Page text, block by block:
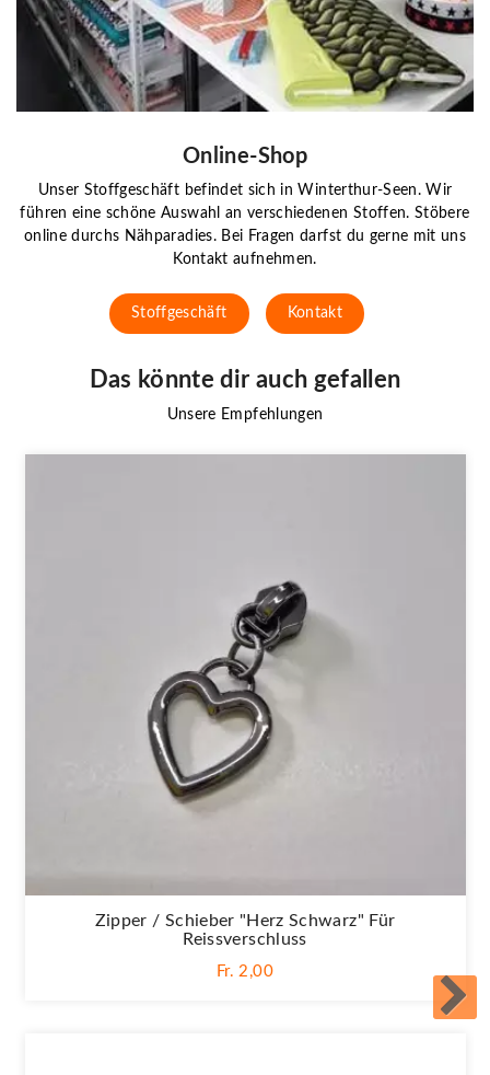
Online-Shop
Unser Stoffgeschäft befindet sich in Winterthur-Seen. Wir
führen eine schöne Auswahl an verschiedenen Stoffen. Stöbere
online durchs Nähparadies. Bei Fragen darfst du gerne mit uns
Kontakt aufnehmen.
Stoffgeschäft Kontakt
Das könnte dir auch gefallen
Unsere Empfehlungen
Zipper / Schieber "Herz Schwarz" Für
Reissverschluss
Fr. 2,00